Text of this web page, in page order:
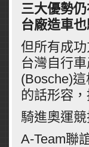
三大優勢
台廠造車
但所有成
台灣自行
(Bosche)
的話形容
騎進奧運
A-Team聯